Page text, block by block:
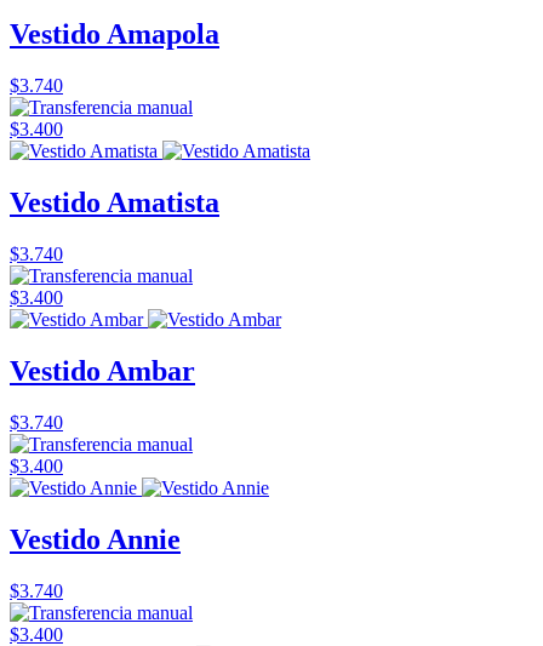
Vestido Amapola
$3.740
$3.400
Vestido Amatista
$3.740
$3.400
Vestido Ambar
$3.740
$3.400
Vestido Annie
$3.740
$3.400